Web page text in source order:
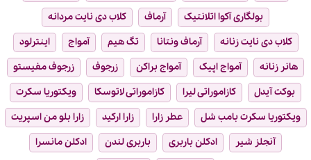
بولگاری آکوا اتلانتیک
آرماف
کلاب دی نایت مردانه
کلاب دی نایت زنانه
آرماف ونتانا تگ هیم آمواج
اینترلود
هانر زنانه
آمواج اپیک آمواج براکن زرجوف
زرجوف مفیستو
بوکت آیدل
کازاموراتی لیرا کازاموراتی لاتوسکا
ویکتوریا سکرت
ویکتوریا سکرت بامب شل
عطر زارا زارا ارکید
زارا بلو من اسپریت
آنجلز شیر
ادکلن باربری باربری لندن
ادکلن مانسرا